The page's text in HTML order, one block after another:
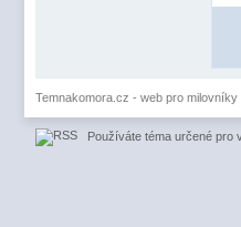
Temnakomora.cz - web pro
Používáte téma určené pro